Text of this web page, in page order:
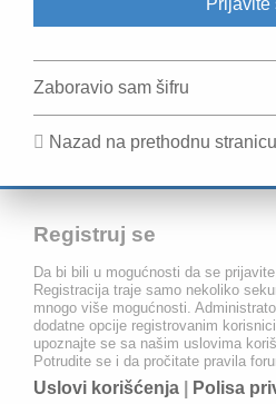
Zaboravio sam šifru
Nazad na prethodnu stranicu
Registruj se
Da bi bili u mogućnosti da se
Registracija traje samo nekoliko
mnogo više mogućnosti.
dodatne opcije registrovanim
upoznajte se sa našim uslovima
Potrudite se i da pročitate pravila
Uslovi korišćenja Polisa